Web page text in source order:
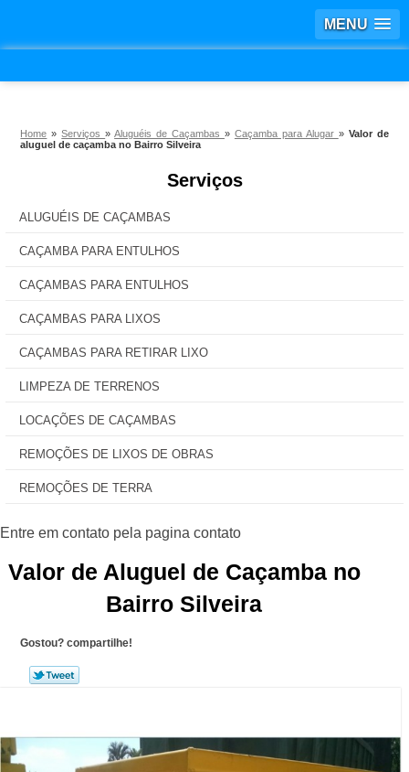
MENU
Home »Serviços»Aluguéis de Caçambas » Caçamba para Alugar » Valor de
aluguel de caçamba no Bairro Silveira
Serviços
ALUGUÉIS DE CAÇAMBAS
CAÇAMBA PARA ENTULHOS
CAÇAMBAS PARA ENTULHOS
CAÇAMBAS PARA LIXOS
CAÇAMBAS PARA RETIRAR LIXO
LIMPEZA DE TERRENOS
LOCAÇÕES DE CAÇAMBAS
REMOÇÕES DE LIXOS DE OBRAS
REMOÇÕES DE TERRA
Valor de Aluguel de Caçamba no
Bairro Silveira
Gostou? compartilhe!